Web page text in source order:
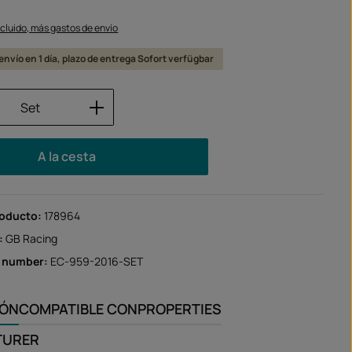
más gastos de envío
en 1 día, plazo de entrega Sofort verfügbar
del producto: introduce la cantidad
Set
A la cesta
178964
GB Racing
EC-959-2016-SET
COMPATIBLE CONPROPERTIES